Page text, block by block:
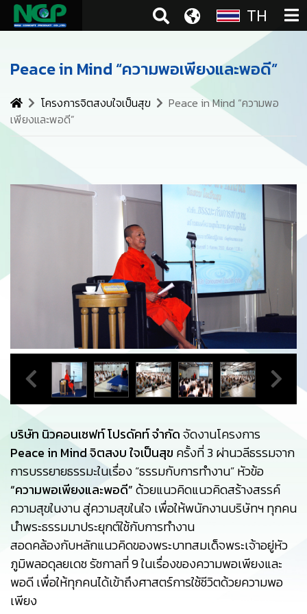
TH
Peace in Mind “ความพอเพียงและพอดี”
โครงการจิตสงบใจเป็นสุข
Peace in Mind “ความพอ
เพียงและพอดี”
บริษัท นิวคอนเซฟท์ โปรดัคท์ จำกัดจัดงานโครงการ
Peace in Mind จิตสงบ ใจเป็นสุข ครั้งที่ 3 ผ่านวลีธรรมจาก
การบรรยายธรรมะในเรื่อง “ธรรมกับการทำงาน” หัวข้อ
“ความพอเพียงและพอดี”ด้วยแนวคิดแนวคิดสร้างสรรค์
ความสุขในงาน สู่ความสุขในใจ เพื่อให้พนักงานบริษัทฯ ทุกคน
นำพระธรรมมาประยุกต์ใช้กับการทำงาน
สอดคล้องกับหลักแนวคิดของพระบาทสมเด็จพระเจ้าอยู่หัว
ภูมิพลอดุลยเดช รัชกาลที่ 9 ในเรื่องของความพอเพียงและ
พอดี เพื่อให้ทุกคนได้เข้าถึงศาสตร์การใช้ชีวิตด้วยความพอ
เพียง